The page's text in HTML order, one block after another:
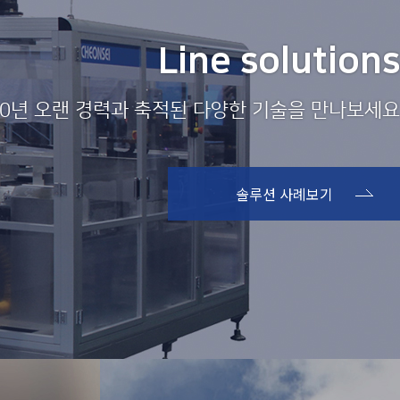
Line solutions
년 오랜 경력과 축적된 다양한 기술을 만나보세요
솔루션 사례보기